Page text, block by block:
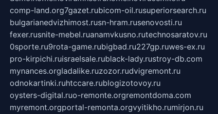
comp-land.org7gazet.rubicom-oil.rusuperiorsearch.ru
bulgarianedvizhimost.rusn-hram.rusenovosti.ru
fexer.rusnite-mebel.ruanamvkusno.rutechnosaratov.ru
0sporte.ru9rota-game.rubigbad.ru227gp.ruwes-ex.ru
pro-kirpichi.ruisraelsale.rublack-lady.rustroy-db.com
mynances.orgladalike.ruzozor.rudvigremont.ru
odnokartinki.ruhtccare.rublogizotovoy.ru
oysters-digital.ruo-remonte.orgremontdoma.com
myremont.orgportal-remonta.orgvyitikho.rumirjon.ru